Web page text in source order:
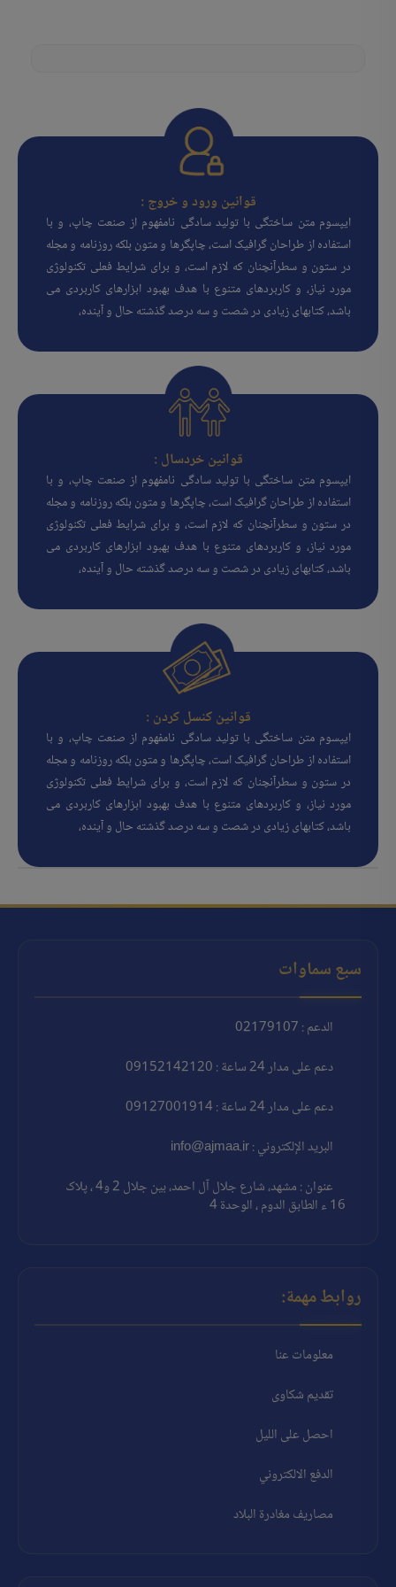
قوانین ورود و خروج :
ایپسوم متن ساختگی با تولید سادگی نامفهوم از صنعت چاپ، و با
استفاده از طراحان گرافیک است، چاپگرها و متون بلکه روزنامه و مجله
در ستون و سطرآنچنان که لازم است، و برای شرایط فعلی تکنولوژی
مورد نیاز، و کاربردهای متنوع با هدف بهبود ابزارهای کاربردی می
باشد، کتابهای زیادی در شصت و سه درصد گذشته حال و آینده،
قوانین خردسال :
ایپسوم متن ساختگی با تولید سادگی نامفهوم از صنعت چاپ، و با
استفاده از طراحان گرافیک است، چاپگرها و متون بلکه روزنامه و مجله
در ستون و سطرآنچنان که لازم است، و برای شرایط فعلی تکنولوژی
مورد نیاز، و کاربردهای متنوع با هدف بهبود ابزارهای کاربردی می
باشد، کتابهای زیادی در شصت و سه درصد گذشته حال و آینده،
قوانین کنسل کردن :
ایپسوم متن ساختگی با تولید سادگی نامفهوم از صنعت چاپ، و با
استفاده از طراحان گرافیک است، چاپگرها و متون بلکه روزنامه و مجله
در ستون و سطرآنچنان که لازم است، و برای شرایط فعلی تکنولوژی
مورد نیاز، و کاربردهای متنوع با هدف بهبود ابزارهای کاربردی می
باشد، کتابهای زیادی در شصت و سه درصد گذشته حال و آینده،
سبع سماوات
الدعم : 02179107
دعم على مدار 24 ساعة : 09152142120
دعم على مدار 24 ساعة : 09127001914
البريد الإلكتروني : info@ajmaa.ir
عنوان : مشهد، شارع جلال آل احمد، بين جلال 2 و4 ، پلاک
16 ء الطابق الدوم ، الوحدة 4
روابط مهمة:
معلومات عنا
تقديم شكاوى
احصل على الليل
الدفع الالكتروني
مصاريف مغادرة البلاد